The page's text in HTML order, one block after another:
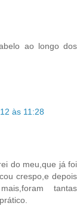
ao longo dos
às 11:28
do meu,que já foi
crespo,e depois
tantas